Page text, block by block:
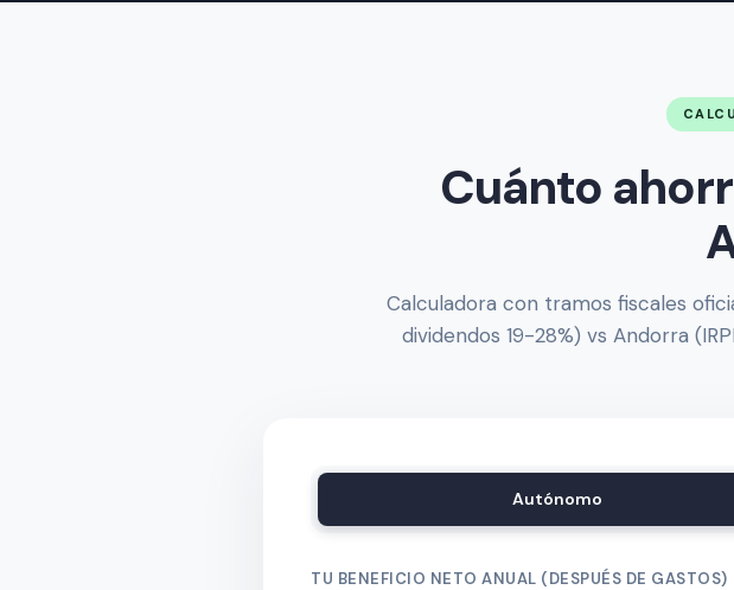
Cuánto
Calculadora con tramos fiscales
dividendos 19-28%) vs Andorra
Autónomo
TU BENEFICIO NETO ANUAL (DESPUÉS DE GASTOS)